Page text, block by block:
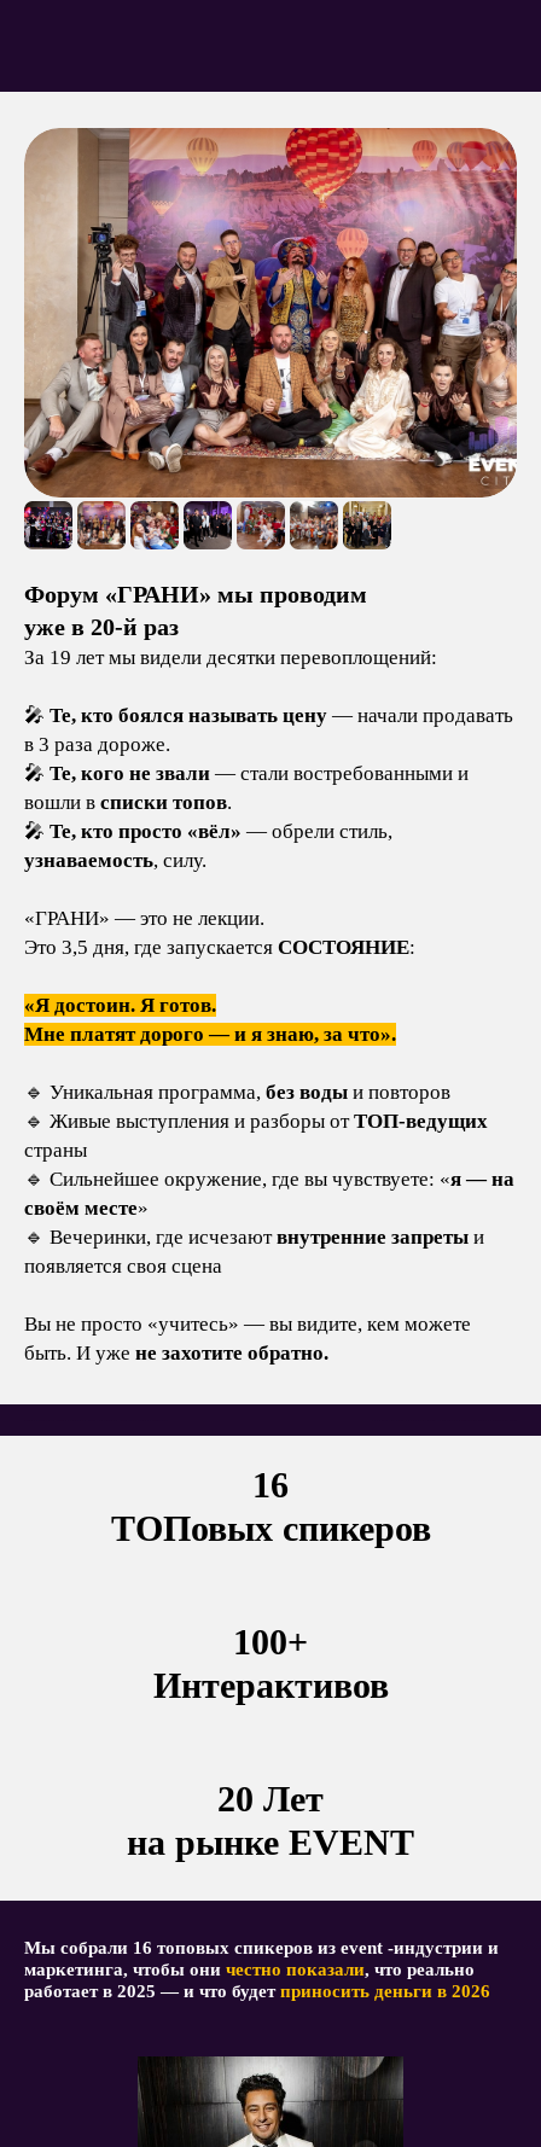
Форум «ГРАНИ» мы проводим
уже в 20-й раз
За 19 лет мы видели десятки перевоплощений:
🎤 Те, кто боялся называть цену — начали продавать
в 3 раза дороже.
🎤 Те, кого не звали — стали востребованными и
вошли в списки топов.
🎤 Те, кто просто «вёл» — обрели стиль,
узнаваемость, силу.
«ГРАНИ» — это не лекции.
Это 3,5 дня, где запускается СОСТОЯНИЕ:
«Я достоин. Я готов.
Мне платят дорого — и я знаю, за что».
🔹 Уникальная программа, без воды и повторов
🔹 Живые выступления и разборы отТОП-ведущих
страны
🔹 Сильнейшее окружение, где вы чувствуете: «я — на
своём месте»
🔹 Вечеринки, где исчезаютвнутренние запреты и
появляется своя сцена
Вы не просто «учитесь» — вы видите, кем можете
быть. И уже не захотите обратно.
16
ТОПовых спикеров
100+
Интерактивов
20 Лет
на рынке EVENT
Мы собрали 16 топовых спикеров из event -индустрии и
маркетинга, чтобы они честно показали, что реально
работает в 2025 — и что будетприносить деньги в 2026